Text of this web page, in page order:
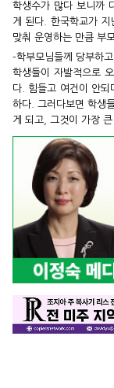
학생수가 많다 보니까
게 된다. 한국학교가 지
맞춰 운영하는 만큼 부
-학부모님들께 당부하
학생들이 자발적으로
다. 힘들고 여건이 안되
하다. 그러다보면 학생
게 되고, 그것이 가장